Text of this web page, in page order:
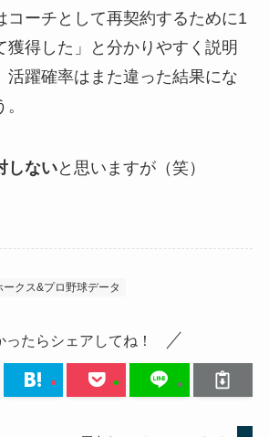
コーチとして再契約するために1
獲得した」と分かりやすく説明
活躍確率はまた違った結果にな
しないと思いますが（笑）
ークス&プロ野球データ
ったらシェアしてね！